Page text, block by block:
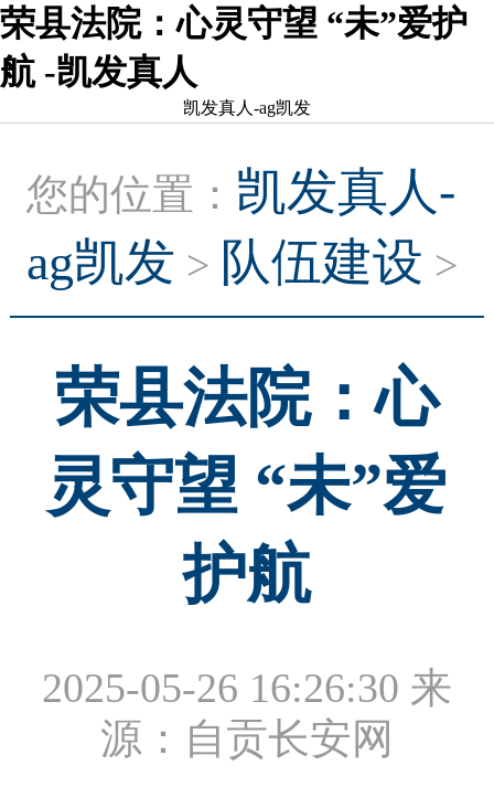
荣县法院：心灵守望 “未”爱护
航 -凯发真人
凯发真人-ag凯发
您的位置： 凯发真人-
ag凯发 > 队伍建设 >
荣县法院：心
灵守望 “未”爱
护航
2025-05-26 16:26:30 来
源：自贡长安网